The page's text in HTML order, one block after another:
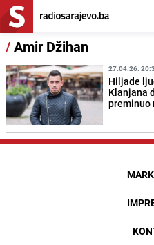
/Amir Džihan
27.04.26.
Hiljade
Klanjana
preminuo